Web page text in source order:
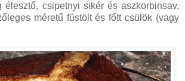
élesztő, csipetnyi sikér és aszkorbinsav,
méretű füstölt és főtt csülök (vagy